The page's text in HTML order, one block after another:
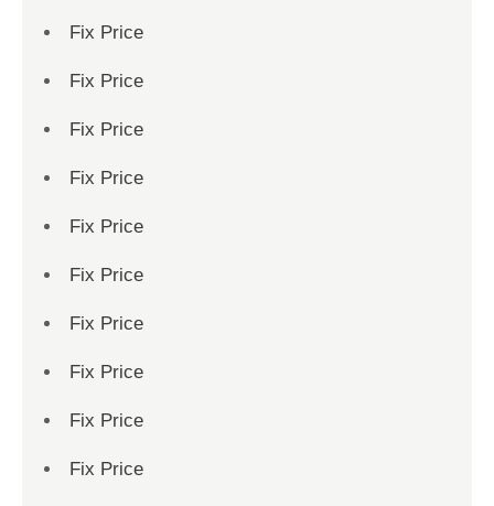
Fix Price
Fix Price
Fix Price
Fix Price
Fix Price
Fix Price
Fix Price
Fix Price
Fix Price
Fix Price